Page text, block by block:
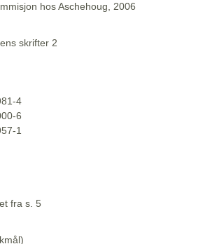
hos Aschehoug, 2006
skrifter 2
4
6
1
fra s. 5